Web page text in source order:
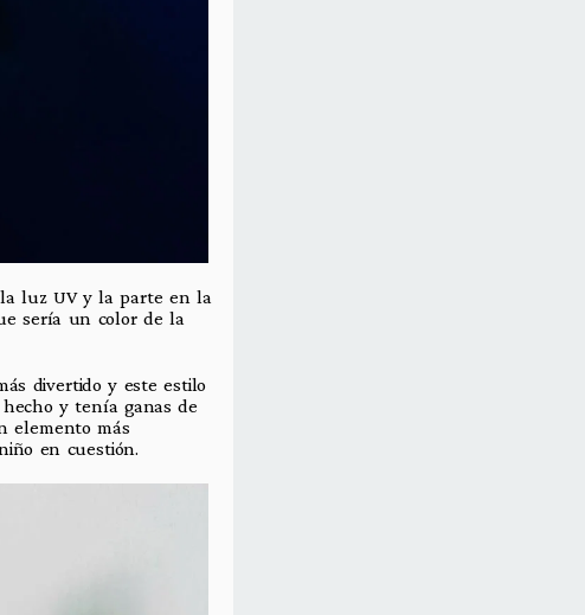
luz UV y la parte en la
sería un color de la
divertido y este estilo
y tenía ganas de
elemento más
en cuestión.